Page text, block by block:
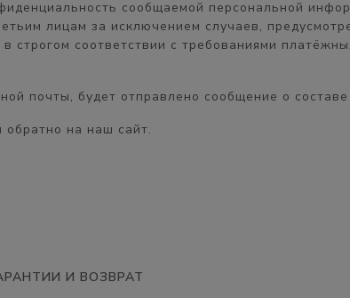
сообщаемой персональной
лицам за исключением случаев,
строгом соответствии с требованиями
почты, будет отправлено сообщение о составе
на наш сайт.
И ВОЗВРАТ